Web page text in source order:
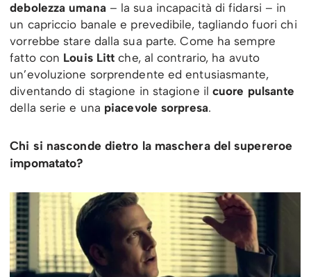
debolezza umana – la sua incapacità di fidarsi – in
un capriccio banale e prevedibile, tagliando fuori chi
vorrebbe stare dalla sua parte. Come ha sempre
fatto con Louis Litt che, al contrario, ha avuto
un’evoluzione sorprendente ed entusiasmante,
diventando di stagione in stagione ilcuore pulsante
della serie e una piacevole sorpresa.
Chi si nasconde dietro la maschera del supereroe
impomatato?